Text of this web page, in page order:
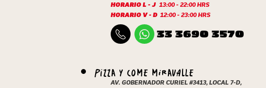
PIZZA Y COME MIRAVALLE
AV. GOBERNADOR CURIEL #3413, LOCAL 7-D,
HORARIO L - J 13:00 - 22:00 HRS
HORARIO V - D 12:00 - 23:00 HRS
33 3690 3570